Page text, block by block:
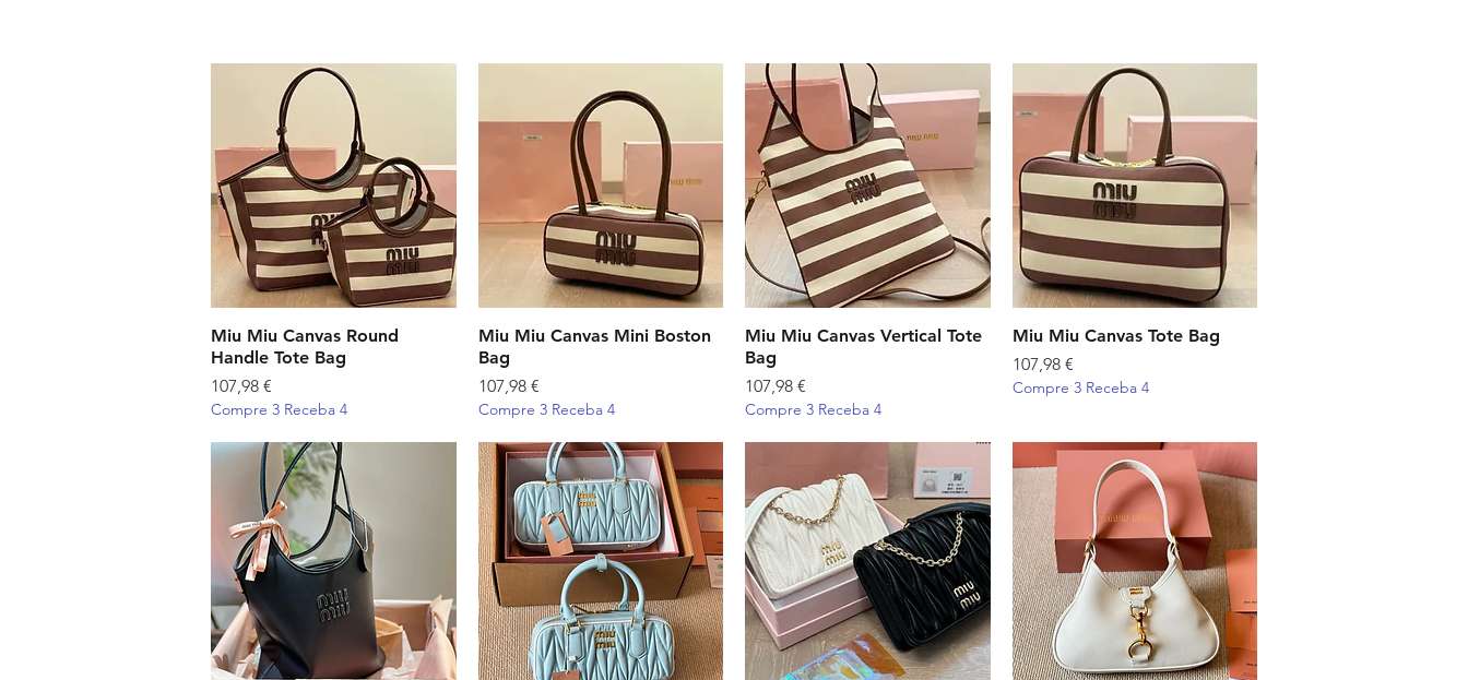
Visualização rápida
Miu Miu Canvas Round
Handle Tote Bag
Preço
107,98 €
Compre 3 Receba 4
Visualização rápida
Miu Miu Canvas Mini Boston
Bag
Preço
107,98 €
Compre 3 Receba 4
Visualização rápida
Miu Miu Canvas Vertical Tote
Bag
Preço
107,98 €
Compre 3 Receba 4
Visualização rápida
Miu Miu Canvas Tote Bag
Preço
107,98 €
Compre 3 Receba 4